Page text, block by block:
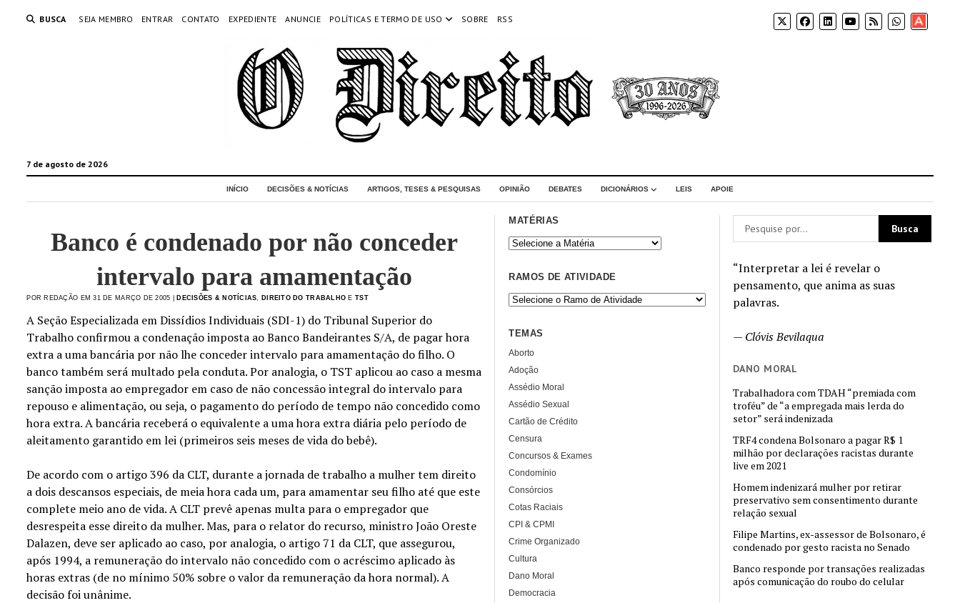
BUSCA SEJA MEMBRO ENTRAR CONTATO EXPEDIENTE ANUNCIE POLÍTICAS E TERMO DE USO SOBRE RSS
Apoia-
se
7 de agosto de 2026
INÍCIO DECISÕES & NOTÍCIAS ARTIGOS, TESES & PESQUISAS OPINIÃO DEBATES DICIONÁRIOS LEIS APOIE
“Interpretar a lei é revelar o
pensamento, que anima as suas
palavras.
— Clóvis Bevilaqua
DANO MORAL
Trabalhadora com TDAH “premiada com
troféu” de “a empregada mais lerda do
setor” será indenizada
TRF4 condena Bolsonaro a pagar R$ 1
milhão por declarações racistas durante
live em 2021
Homem indenizará mulher por retirar
preservativo sem consentimento durante
relação sexual
Filipe Martins, ex-assessor de Bolsonaro, é
condenado por gesto racista no Senado
Banco responde por transações realizadas
após comunicação do roubo do celular
Banco é condenado por não conceder
intervalo para amamentação
POR REDAÇÃO EM 31 DE MARÇO DE 2005 | DECISÕES & NOTÍCIAS DIREITO DO TRABALHO E TST
A Seção Especializada em Dissídios Individuais (SDI-1) do Tribunal Superior do
Trabalho confirmou a condenação imposta ao Banco Bandeirantes S/A, de pagar hora
extra a uma bancária por não lhe conceder intervalo para amamentação do filho. O
banco também será multado pela conduta. Por analogia, o TST aplicou ao caso a mesma
sanção imposta ao empregador em caso de não concessão integral do intervalo para
repouso e alimentação, ou seja, o pagamento do período de tempo não concedido como
hora extra. A bancária receberá o equivalente a uma hora extra diária pelo período de
aleitamento garantido em lei (primeiros seis meses de vida do bebê).
De acordo com o artigo 396 da CLT, durante a jornada de trabalho a mulher tem direito
a dois descansos especiais, de meia hora cada um, para amamentar seu filho até que este
complete meio ano de vida. A CLT prevê apenas multa para o empregador que
desrespeita esse direito da mulher. Mas, para o relator do recurso, ministro João Oreste
Dalazen, deve ser aplicado ao caso, por analogia, o artigo 71 da CLT, que assegurou,
após 1994, a remuneração do intervalo não concedido com o acréscimo aplicado às
horas extras (de no mínimo 50% sobre o valor da remuneração da hora normal). A
decisão foi unânime.
MATÉRIAS
RAMOS DE ATIVIDADE
TEMAS
Aborto
Adoção
Assédio Moral
Assédio Sexual
Cartão de Crédito
Censura
Concursos & Exames
Condomínio
Consórcios
Cotas Raciais
CPI & CPMI
Crime Organizado
Cultura
Dano Moral
Democracia